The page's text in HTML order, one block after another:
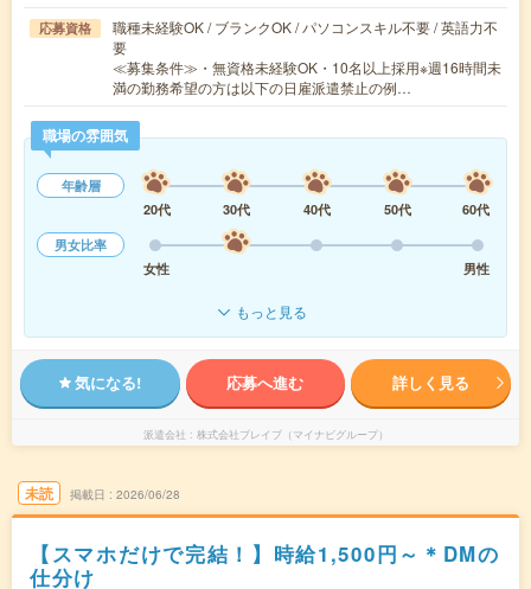
応募資格
職種未経験OK / ブランクOK / パソコンスキル不要 / 英語力不
要
≪募集条件≫・無資格未経験OK・10名以上採用※週16時間未
満の勤務希望の方は以下の日雇派遣禁止の例…
職場の雰囲気
年齢層
20代
30代 40代 50代
60代
男女比率
女性
男性
もっと見る
気になる! 応募へ進む 詳しく見る
派遣会社 株式会社ブレイブ（マイナビグループ）
未読 掲載日 2026/06/28
【スマホだけで完結！】時給1,500円～＊DMの
仕分け